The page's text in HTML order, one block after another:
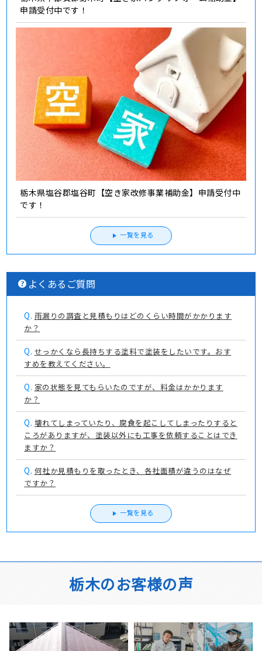
申請受付中です！
栃木県塩谷郡塩谷町【空き家改修事業補助金】申請受付中
です！
一覧を見る
よくあるご質問
Q. 雨漏りの調査と見積もりはどのくらい時間がかかります
か？
Q. せっかくなら長持ちする塗料で塗装をしたいです。おす
すめを教えてください。
Q. 家の状態を見てもらいたのですが、料金はかかります
か？
Q. 壊れてしまっていたり、腐食を起こしてしまったりすると
ころがありますが、塗装以外にも工事を依頼することはでき
ますか？
Q. 何社か見積もりを取ったとき、各社面積が違うのはなぜ
ですか？
一覧を見る
栃木のお客様の声